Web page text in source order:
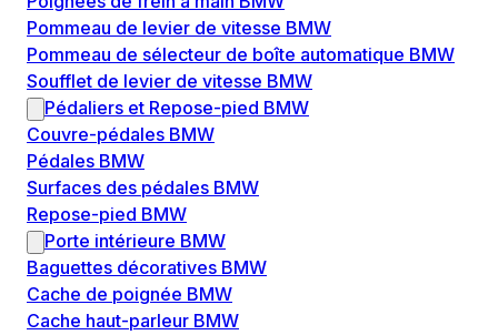
Pommeau de levier de vitesse BMW
Pommeau de sélecteur de boîte automatique BMW
Soufflet de levier de vitesse BMW
Pédaliers et Repose-pied BMW
Couvre-pédales BMW
Pédales BMW
Surfaces des pédales BMW
Repose-pied BMW
Porte intérieure BMW
Baguettes décoratives BMW
Cache de poignée BMW
Cache haut-parleur BMW